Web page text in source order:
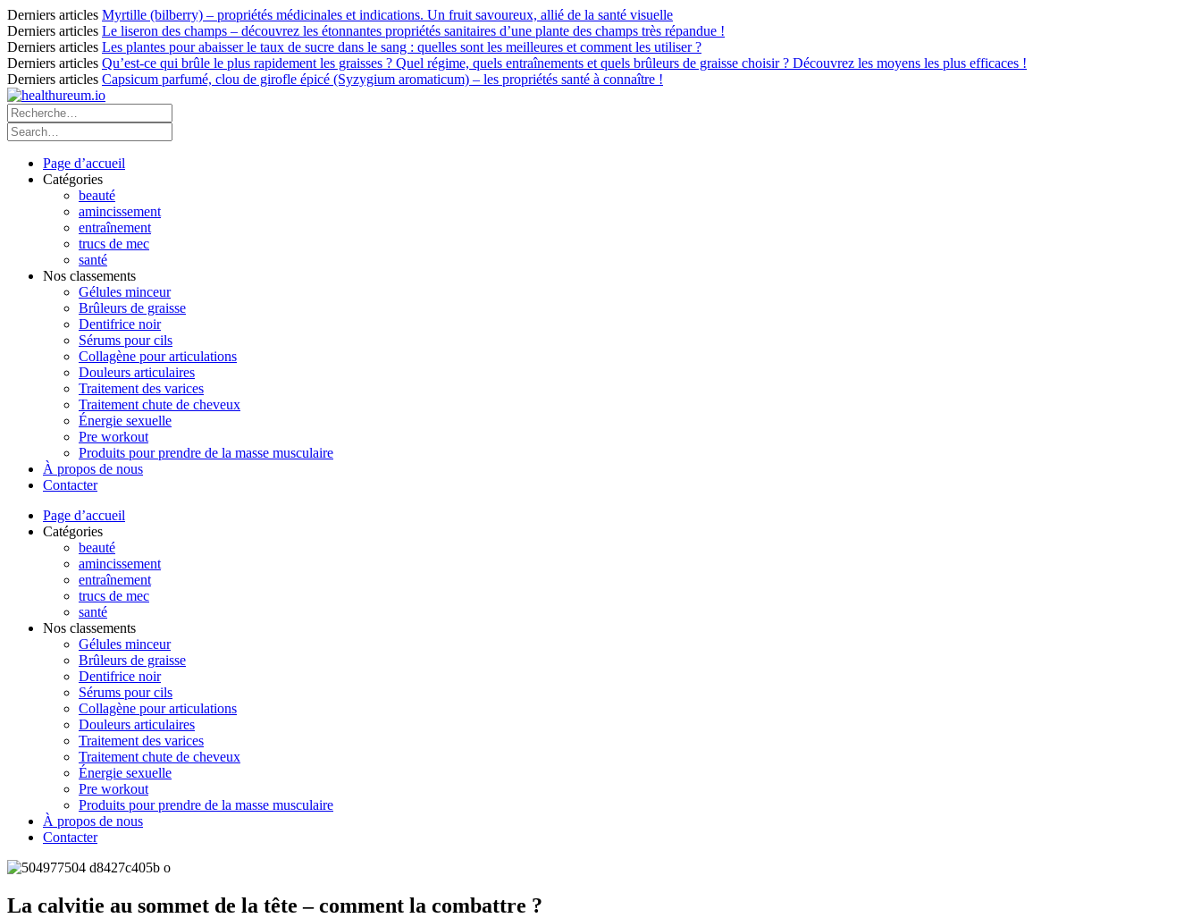
Derniers articles Myrtille (bilberry) – propriétés médicinales et indications. Un fruit savoureux, allié de la santé visuelle
Derniers articles Le liseron des champs – découvrez les étonnantes propriétés sanitaires d’une plante des champs très répandue !
Derniers articles Les plantes pour abaisser le taux de sucre dans le sang : quelles sont les meilleures et comment les utiliser ?
Derniers articles Qu’est-ce qui brûle le plus rapidement les graisses ? Quel régime, quels entraînements et quels brûleurs de graisse choisir ? Découvrez les moyens les plus efficaces !
Derniers articles Capsicum parfumé, clou de girofle épicé (Syzygium aromaticum) – les propriétés santé à connaître !
Page d’accueil
Catégories
beauté
amincissement
entraînement
trucs de mec
santé
Nos classements
Gélules minceur
Brûleurs de graisse
Dentifrice noir
Sérums pour cils
Collagène pour articulations
Douleurs articulaires
Traitement des varices
Traitement chute de cheveux
Énergie sexuelle
Pre workout
Produits pour prendre de la masse musculaire
À propos de nous
Contacter
Page d’accueil
Catégories
beauté
amincissement
entraînement
trucs de mec
santé
Nos classements
Gélules minceur
Brûleurs de graisse
Dentifrice noir
Sérums pour cils
Collagène pour articulations
Douleurs articulaires
Traitement des varices
Traitement chute de cheveux
Énergie sexuelle
Pre workout
Produits pour prendre de la masse musculaire
À propos de nous
Contacter
La calvitie au sommet de la tête – comment la combattre ?